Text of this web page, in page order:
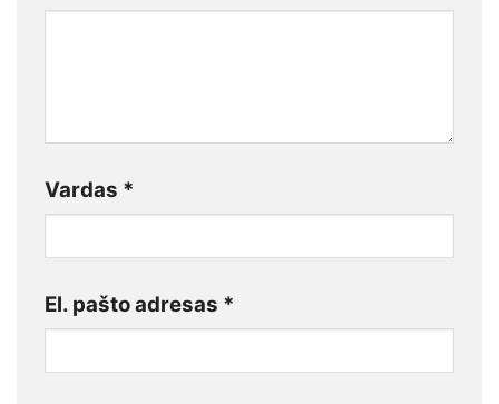
Vardas *
El. pašto adresas *